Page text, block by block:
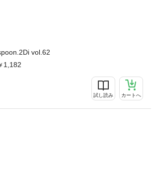
vol.62
1,182
試し読み カートへ